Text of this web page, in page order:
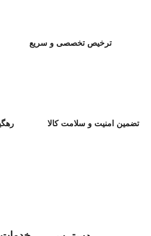
ترخیص تخصصی و سریع
تضمین امنیت و سلامت کالا